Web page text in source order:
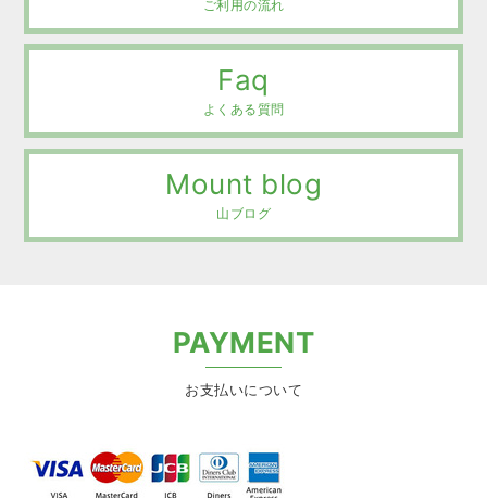
ご利用の流れ
Faq
よくある質問
Mount blog
山ブログ
PAYMENT
お支払いについて